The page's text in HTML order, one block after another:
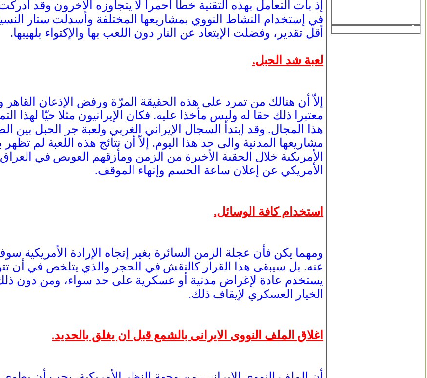
إذ بات التعامل بهذه التقنية خطّا أحمرا لا يتجاوزه الآخرون وقد
في إستخدام النشاط النووي بمشاريعها المختلفة وأسدلت ستار
أقل تقدير، وفضلت الإبتعاد عن النار دون اللعب بها والإكتواء بلهيبها.
لعبة شد الحبل.
إلاّ أن هنالك من تمرد على هذه الحقيقة المرّة ورفض الإذعان
معتبرا ذلك حقا له وليس مأخذا عليه. فكان الإيرانيون مثلا حيّا لهذا
هذا المجال. وقد إبتدأ السجال الإيراني الغربي ولعبة جر الحبل
مشاريعها المدنية والى حد هذا اليوم. إلاّ أن نتائج هذه اللعبة لم
الأمريكية خلال الحقبة الأخيرة من الزمن ومأزقهم العويص في
الأمريكي عن إعلان ساعة الحسم وإنهاء الموقف.
استخدام كافة الوسائل.
ومهما يكن فأن عجلة الزمن السائرة بغير إتجاه الإرادة الأمريكية
عنه. بل سيبقى هذا القرار كالنقش في الحجر والذي يتلخص في أن
يستخدم عادة لإغراض مدنية أو عسكرية على حد سواء، ومن دون ذلك
الخيار العسكري لإيقاف ذلك.
اغلاق الملف النووى الايرانى بالشمع قبل ان يغلق بالحديد.